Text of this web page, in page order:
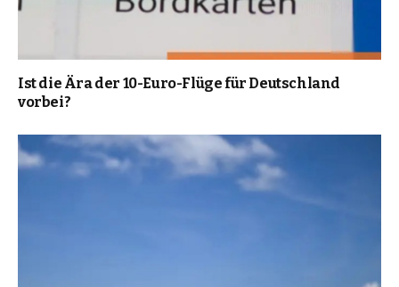
Ist die Ära der 10-Euro-Flüge für Deutschland
vorbei?